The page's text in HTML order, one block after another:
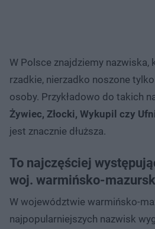
W Polsce znajdziemy
rzadkie, nierzadko noszone
osoby. Przykładowo do takich
Żywiec, Złocki, Wykupil czy
jest znacznie dłuższa.
To najczęściej
woj. warmińsko-
W województwie warmińsko-
najpopularniejszych nazwisk